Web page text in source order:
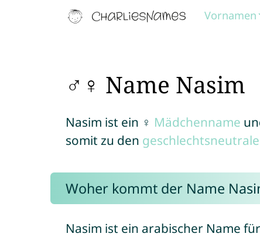
Vornamen
♂♀ Name Nasim
Nasim ist ein ♀ Mädchenname
somit zu den
Woher kommt der Name
Nasim ist ein arabischer Name